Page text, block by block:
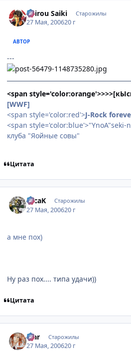
Shirou Saiki Старожилы
27 Мая, 200620 г
АВТОР
---
<span
[WWF]
<span style='color:red'>J-Rock
<span style='color:blue'>"YnoA"seki-
клуба "Яойные совы"
Цитата
TecaK Старожилы
27 Мая, 200620 г
а мне пох)
Ну раз пох.... типа удачи))
Цитата
ikar Старожилы
27 Мая, 200620 г